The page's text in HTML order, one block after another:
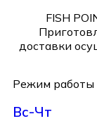
FISH
доставки
Режим работы
Вс-Чт